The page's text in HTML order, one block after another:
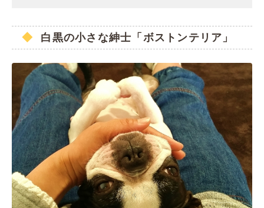
白黒の小さな紳士「ボストンテリア」